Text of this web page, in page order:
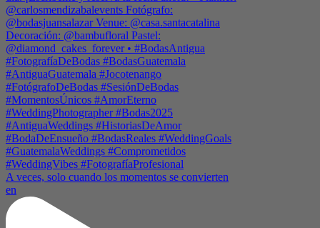
A veces, solo cuando los momentos se convierten
en